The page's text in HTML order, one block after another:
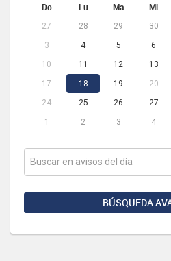
Do Lu Ma Mi
27 28 29 30
3
4 5 6
10
11 12 13
17
18 19 20
24
25 26 27
1
2 3 4
BÚSQUEDA